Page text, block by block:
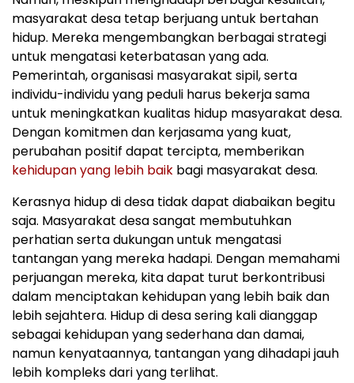
masyarakat desa tetap berjuang untuk bertahan
hidup. Mereka mengembangkan berbagai strategi
untuk mengatasi keterbatasan yang ada.
Pemerintah, organisasi masyarakat sipil, serta
individu-individu yang peduli harus bekerja sama
untuk meningkatkan kualitas hidup masyarakat desa.
Dengan komitmen dan kerjasama yang kuat,
perubahan positif dapat tercipta, memberikan
kehidupan yang lebih baik bagi masyarakat desa.
Kerasnya hidup di desa tidak dapat diabaikan begitu
saja. Masyarakat desa sangat membutuhkan
perhatian serta dukungan untuk mengatasi
tantangan yang mereka hadapi. Dengan memahami
perjuangan mereka, kita dapat turut berkontribusi
dalam menciptakan kehidupan yang lebih baik dan
lebih sejahtera. Hidup di desa sering kali dianggap
sebagai kehidupan yang sederhana dan damai,
namun kenyataannya, tantangan yang dihadapi jauh
lebih kompleks dari yang terlihat.